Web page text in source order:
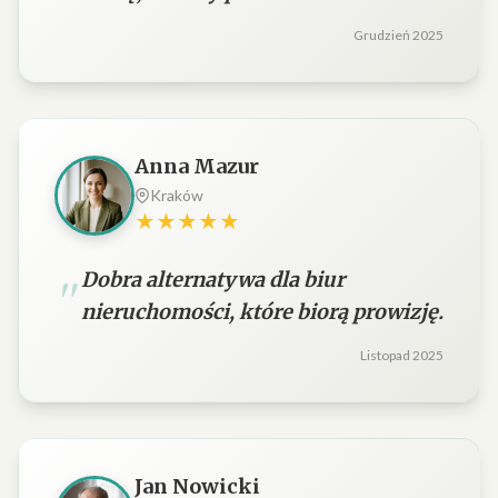
Grudzień 2025
Anna Mazur
Kraków
★★★★★
Dobra alternatywa dla biur
nieruchomości, które biorą prowizję.
Listopad 2025
Jan Nowicki